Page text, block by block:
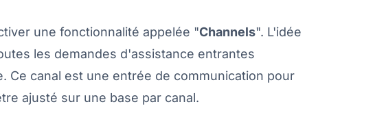
une fonctionnalité appelée "Channels". L'idée
les demandes d'assistance entrantes
Ce canal est une entrée de communication pour
ajusté sur une base par canal.